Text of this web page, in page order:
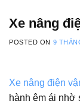
Xe nâng
POSTED ON 9
Xe nâng điện
hành êm ái nhờ